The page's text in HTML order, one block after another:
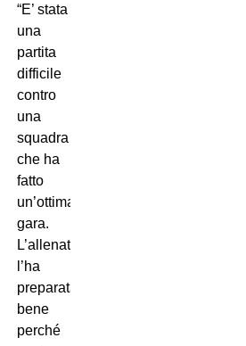
“E’ stata
una
partita
difficile
contro
una
squadra
che ha
fatto
un’ottima
gara.
L’allenatore
l’ha
preparata
bene
perché